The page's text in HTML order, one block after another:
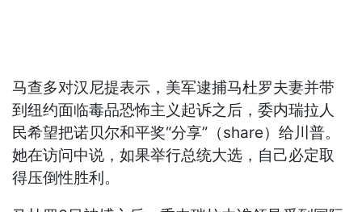
马查多对汉尼提表示，美军逮捕马杜罗夫妻并带
到纽约面临毒品恐怖主义起诉之后，委内瑞拉人
民希望把诺贝尔和平奖“分享”（share）给川普。
她在访问中说，如果举行总统大选，自己必定取
得压倒性胜利。